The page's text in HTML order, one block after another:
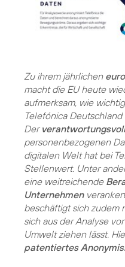
Zu ihrem jährlichen
macht die EU heute
aufmerksam, wie
Telefónica
Der
personenbezogenen
digitalen Welt hat bei
Stellenwert. Unter
eine weitreichende
Unternehmen
beschäftigt sich zudem
sich aus der Analyse
Umwelt ziehen lässt.
patentiertes